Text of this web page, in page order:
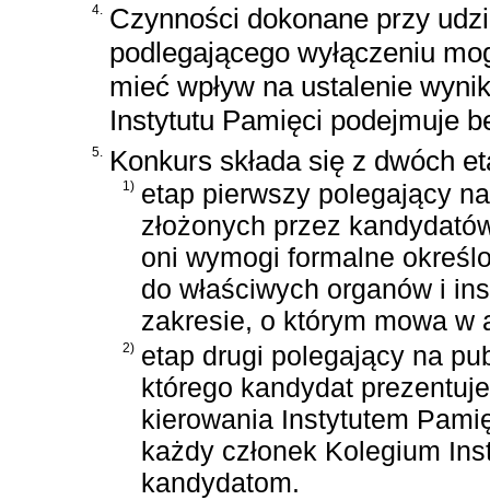
4. Czynności dokonane przy
podlegającego wyłączeniu
mieć wpływ na ustalenie
Instytutu Pamięci podejmuje
5. Konkurs składa się z dwóch
1) etap pierwszy polegający
złożonych przez
oni wymogi formalne
do właściwych organów i
zakresie, o którym mowa w
2) etap drugi polegający na
którego kandydat
kierowania Instytutem
każdy członek Kolegium
kandydatom.